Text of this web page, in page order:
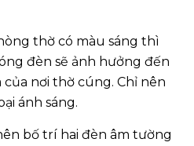
thờ có màu sáng thì
đèn sẽ ảnh hưởng đến
nơi thờ cúng. Chỉ nên
ánh sáng.
bố trí hai đèn âm tường